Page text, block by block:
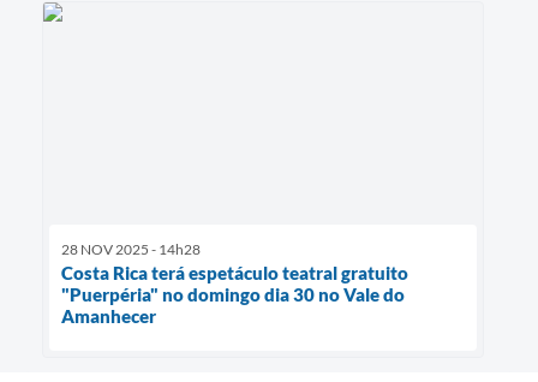
28 NOV 2025 - 14h28
Costa Rica terá espetáculo teatral gratuito
"Puerpéria" no domingo dia 30 no Vale do
Amanhecer